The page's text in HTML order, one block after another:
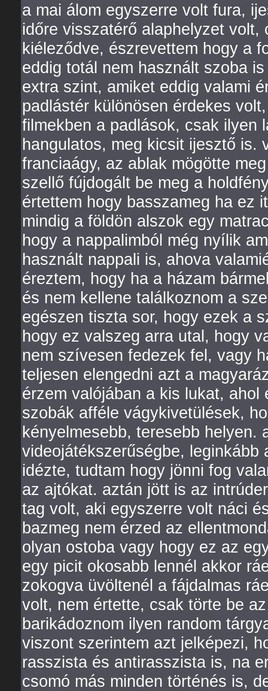
a mai álom egyszerre volt fura,
időre visszatérő alaphelyzet
kiéleződve, észrevettem hogy a
eddig totál nem használt szoba
extra szint, amiket eddig valami
padlástér különösen érdekes
filmekben a padlások, csak ilyen
hangulatos, meg kicsit ijesztő is.
franciaágy, az ablak mögötte
szellő fújdogált be meg a
értettem hogy basszameg ha ez
mindig a földön alszok egy
hogy a nappalimból még nyílik
használt nappali is, ahova
éreztem, hogy ha a házam
és nem kellene találkoznom a
egészen tiszta sor, hogy ezek a
hogy ez valszeg arra utal, hogy
nem szívesen fedezek fel, vagy
teljesen elengedni azt a
érzem valójában a kis lukat,
szobák afféle vágykivetülések,
kényelmesebb, teresebb helyen.
videojátékszerűségbe,
idézte, tudtam hogy jönni fog
az ajtókat. aztán jött is az
tag volt, aki egyszerre volt náci
bazmeg nem érzed az
olyan ostoba vagy hogy ez az
egy picit okosabb lennél akkor
zokogva üvöltenél a fájdalmas
volt, nem értette, csak törte be
barikádoznom ilyen random
viszont szerintem azt jelképezi,
rasszista és antirasszista is, na
csomó más minden történés is,